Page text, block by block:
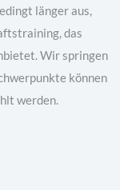
länger aus,
das
Wir springen
können
werden.